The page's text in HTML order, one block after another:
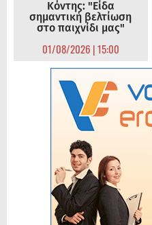
Κόντης: "Είδα
σημαντική βελτίωση
στο παιχνίδι μας"
01/08/2026 | 15:00